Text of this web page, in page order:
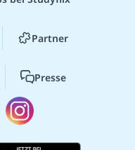
Partner
Presse